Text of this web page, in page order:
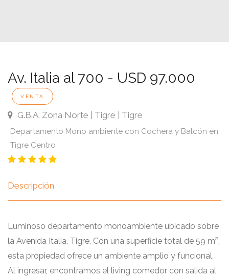
Av. Italia al 700 - USD 97.000
VENTA
G.B.A. Zona Norte | Tigre | Tigre
Departamento Mono ambiente con Cochera y Balcón en
Tigre Centro
Descripción
Luminoso departamento monoambiente ubicado sobre
la Avenida Italia, Tigre. Con una superficie total de 59 m²,
esta propiedad ofrece un ambiente amplio y funcional.
Al ingresar, encontramos el living comedor con salida al